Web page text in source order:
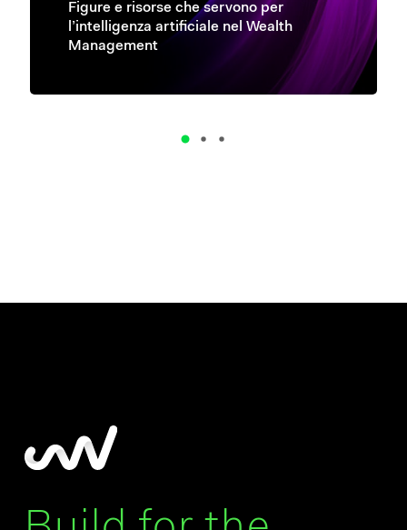
Figure e risorse che servono per
l’intelligenza artificiale nel Wealth
Management